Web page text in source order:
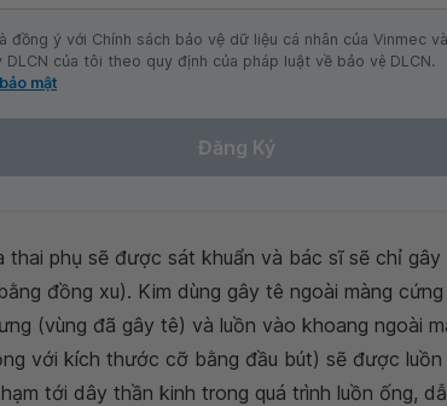
đồng ý với Chính sách bảo vệ dữ liệu cá nhân của Vinmec
DLCN của tôi theo quy định của pháp luật về bảo vệ DLCN.
mật
Đăng Ký
thai phụ sẽ được sát khuẩn và bác sĩ sẽ chỉ
đồng xu). Kim dùng gây tê ngoài màng
(vùng đã gây tê) và luồn vào khoang ngoài
với kích thước cỡ bằng đầu bút) sẽ được
tới dây thần kinh trong quá trình luồn ống,